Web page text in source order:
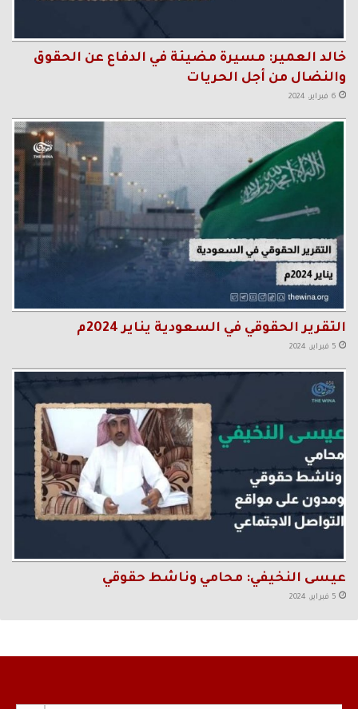
خالد العمير: مسيرة مضيئة في الدفاع عن الحقوق
والنضال من أجل الحريات
6 فبراير، 2024
التقرير الحقوقي في السعودية يناير 2024م
5 فبراير، 2024
عيسى النخيفي: محامي وناشط حقوقي
5 فبراير، 2024
Search Button